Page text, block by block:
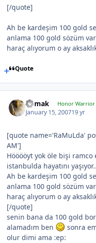
[/quote]
Ah be kardeşim 100 gold
anlama 100 gold sözüm
haraç alıyorum o ay
Quote
nomak Honor Warrior
January 15, 200719 yr
[quote name='RaMuLda'
AM']
Hööööyt yok öle bişi ramco
istanbulda hayatını yaşıyor..
Ah be kardeşim 100 gold
anlama 100 gold sözüm
haraç alıyorum o ay
[/quote]
senin bana da 100 gold
alamadım ben
sonra
olur dimi ama :ep: